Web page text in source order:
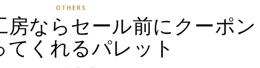
OTHERS
房ならセール前にクーポン
てくれるパレット